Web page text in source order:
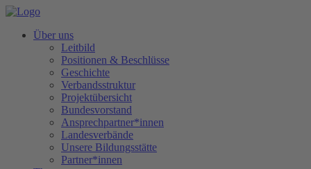
Über uns
Leitbild
Positionen & Beschlüsse
Geschichte
Verbandsstruktur
Projektübersicht
Bundesvorstand
Ansprechpartner*innen
Landesverbände
Unsere Bildungsstätte
Partner*innen